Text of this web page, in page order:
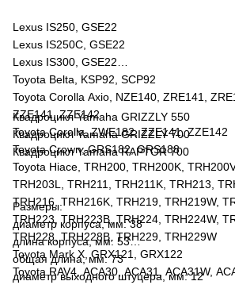
Lexus IS250, GSE22
Lexus IS250C, GSE22
Lexus IS300, GSE22
Toyota Belta, KSP92, SCP92
Toyota Corolla Axio, NZE140, ZRE141,
ZZE141, ZZE142
Toyota Corolla, ZWE182, ZZE141, ZZE142
Toyota Crown, GRS182, GRS188
Toyota Hiace, TRH200, TRH200K,
TRH203L, TRH211, TRH211K, TRH213,
TRH216, TRH216K, TRH219, TRH219W,
TRH223, TRH223B, TRH224, TRH224W,
TRH228, TRH228B, TRH229, TRH229W
Toyota Mark X, GRX121, GRX122
Toyota RAV4, ACA30, ACA31, ACA31W,
Квадроцикл Yamaha GRIZZLY 550
Квадроцикл Yamaha GRIZZLY 700
Квадроцикл Yamaha RAPTOR 700
Размеры:
диаметр корпуса, мм: 38
длина корпуса, мм: 53
общая длина, мм: 73
диаметр выходного штуцера, мм: 12